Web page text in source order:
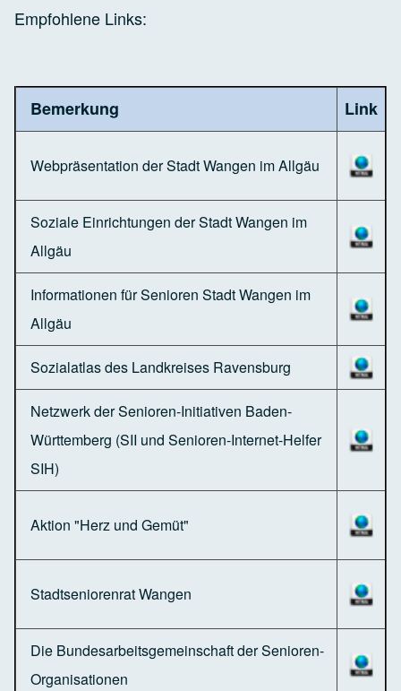
Empfohlene Links:
Bemerkung Link
Webpräsentation der Stadt Wangen im Allgäu
Soziale Einrichtungen der Stadt Wangen im
Allgäu
Informationen für Senioren Stadt Wangen im
Allgäu
Sozialatlas des Landkreises Ravensburg
Netzwerk der Senioren-Initiativen Baden-
Württemberg (SII und Senioren-Internet-Helfer
SIH)
Aktion "Herz und Gemüt"
Stadtseniorenrat Wangen
Die Bundesarbeitsgemeinschaft der Senioren-
Organisationen